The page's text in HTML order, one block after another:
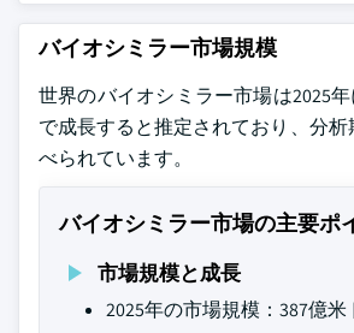
バイオシミラー市場規模
世界のバイオシミラー市場は2025
で成長すると推定されており、分析
べられています。
バイオシミラー市場の主要ポ
市場規模と成長
2025年の市場規模：387億米